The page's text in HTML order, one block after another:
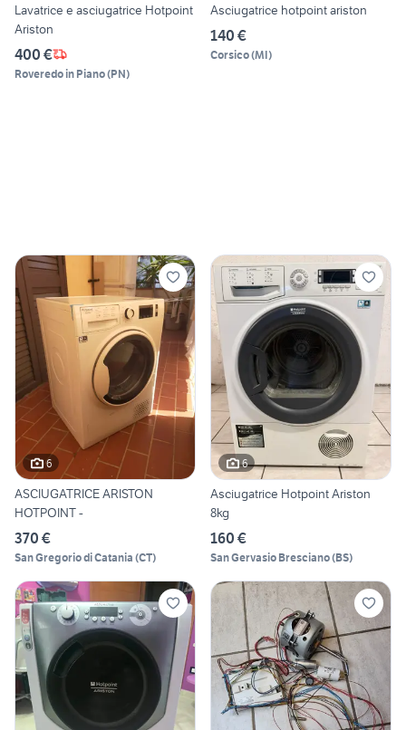
Lavatrice e asciugatrice Hotpoint
Ariston
400 €
Roveredo in Piano(PN)
Asciugatrice hotpoint ariston
140 €
Corsico(MI)
6
ASCIUGATRICE ARISTON
HOTPOINT -
370 €
San Gregorio di Catania (CT)
6
Asciugatrice Hotpoint Ariston
8kg
160 €
San Gervasio Bresciano(BS)